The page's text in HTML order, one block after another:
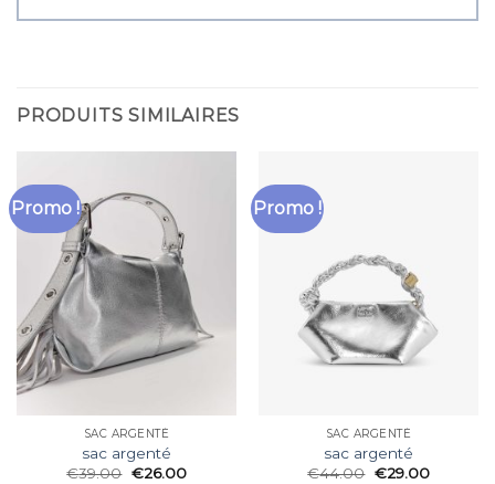
PRODUITS SIMILAIRES
Promo !
SAC ARGENTÉ
sac argenté
€39.00 €26.00
Promo !
SAC ARGENTÉ
sac argenté
€44.00 €29.00